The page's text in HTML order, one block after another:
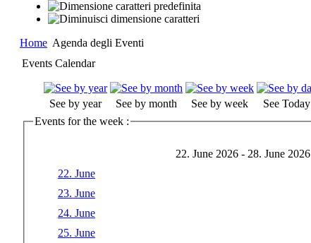
Home Agenda degli Eventi
Events Calendar
See by year See by month See by week See Today
Events for the week :
22. June 2026 - 28. June 2026
22. June
23. June
24. June
25. June